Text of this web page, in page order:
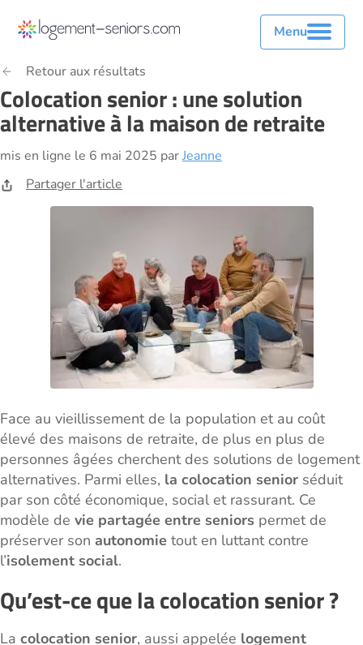
Menu
Retour aux résultats
Colocation senior : une solution
alternative à la maison de retraite
mis en ligne le 6 mai 2025 parJeanne
Partager l'article
Face au vieillissement de la population et au coût
élevé des maisons de retraite, de plus en plus de
personnes âgées cherchent des solutions de logement
alternatives. Parmi elles, la colocation senior séduit
par son côté économique, social et rassurant. Ce
modèle de vie partagée entre seniors permet de
préserver son autonomie tout en luttant contre
l’isolement social.
Qu’est-ce que la colocation senior ?
La colocation senior, aussi appelée logement